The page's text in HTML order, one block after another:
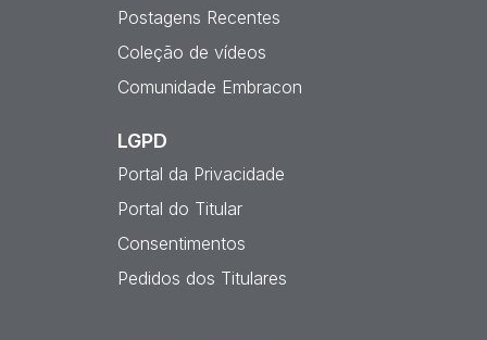
Postagens Recentes
Coleção de vídeos
Comunidade Embracon
LGPD
Portal da Privacidade
Portal do Titular
Consentimentos
Pedidos dos Titulares